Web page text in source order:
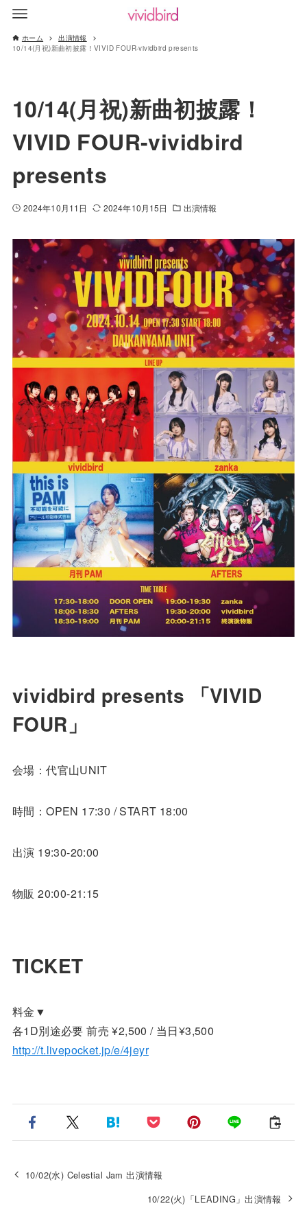
ホーム
出演情報
10/14(月祝)新曲初披露！VIVID FOUR-vividbird presents
10/14(月祝)新曲初披露！
VIVID FOUR-vividbird
presents
2024年10月11日 2024年10月15日 出演情報
vividbird presents 「VIVID
FOUR」
会場：代官山UNIT
時間：OPEN 17:30 / START 18:00
出演 19:30-20:00
物販 20:00-21:15
TICKET
料金▼
各1D別途必要 前売 ¥2,500 / 当日¥3,500
http://t.livepocket.jp/e/4jeyr
10/02(水) Celestial Jam 出演情報
10/22(火)「LEADING」出演情報